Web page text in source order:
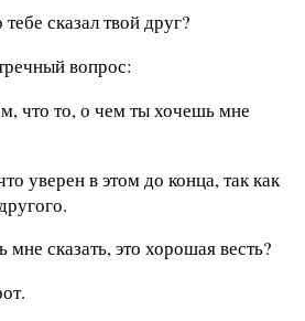
сказал твой друг?
вопрос:
что то, о чем ты хочешь мне
уверен в этом до конца, так как
сказать, это хорошая весть?